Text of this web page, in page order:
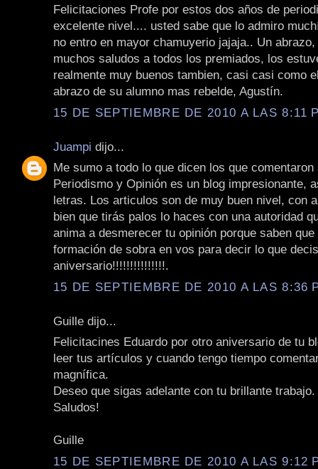
Felicitaciones Profe por estos dos años de
excelente nivel.... usted sabe que lo admiro
no entro en mayor chamuyerio jajaja.. Un
muchos saludos a todos los premiados, los
realmente muy buenos tambien, casi casi como
abrazo de su alumno mas rebelde, Agustín.
15 DE SEPTIEMBRE DE 2010 A LAS 8:11
Juampi dijo...
Me sumo a todo lo que dicen los que comentaron
Periodismo y Opinión es un blog impresionante,
letras. Los articulos son de muy buen nivel, con
bien que tirás palos lo haces con una autoridad
anima a desmerecer tu opinión porque saben
formación de sobra en vos para decir lo que
aniversario!!!!!!!!!!!!!!!.
15 DE SEPTIEMBRE DE 2010 A LAS 8:36
Guille dijo...
Felicitacines Eduardo por otro aniversario de tu
leer tus artículos y cuando tengo tiempo
magnífica.
Deseo que sigas adelante con tu brillante trabajo.
Saludos!
Guille
15 DE SEPTIEMBRE DE 2010 A LAS 9:12